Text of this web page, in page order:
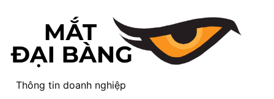
Thông tin doanh nghiệp